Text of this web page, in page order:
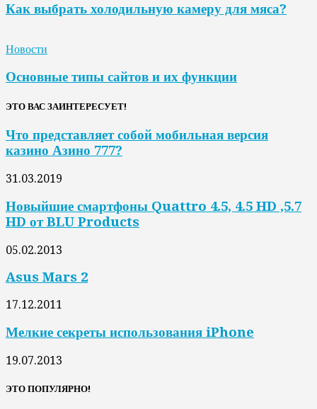
Как выбрать холодильную камеру для мяса?
Новости
Основные типы сайтов и их функции
ЭТО ВАС ЗАИНТЕРЕСУЕТ!
Что представляет собой мобильная версия
казино Азино 777?
31.03.2019
Новыйшие смартфоны Quattro 4.5, 4.5 HD ,5.7
HD от BLU Products
05.02.2013
Asus Mars 2
17.12.2011
Мелкие секреты использования iPhone
19.07.2013
ЭТО ПОПУЛЯРНО!